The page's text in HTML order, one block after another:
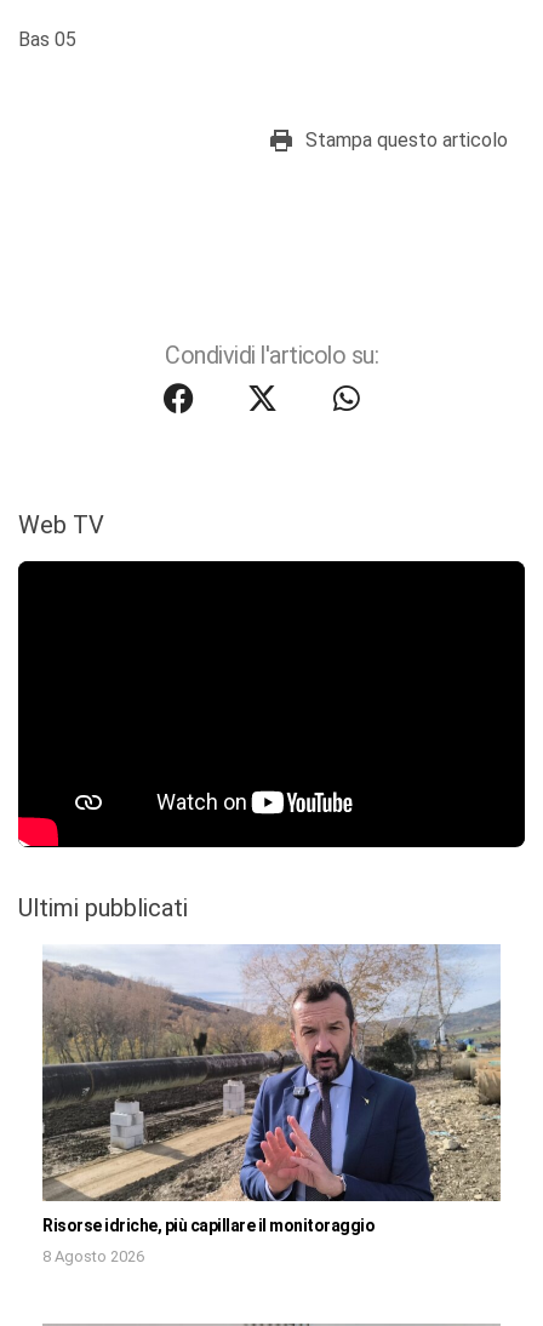
Bas 05
Stampa questo articolo
Condividi l'articolo su:
Web TV
Ultimi pubblicati
Risorse idriche, più capillare il monitoraggio
8 Agosto 2026